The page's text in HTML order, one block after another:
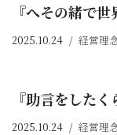
『へその緒で世
2025.10.24 経営理
『助言をした
2025.10.24 経営理